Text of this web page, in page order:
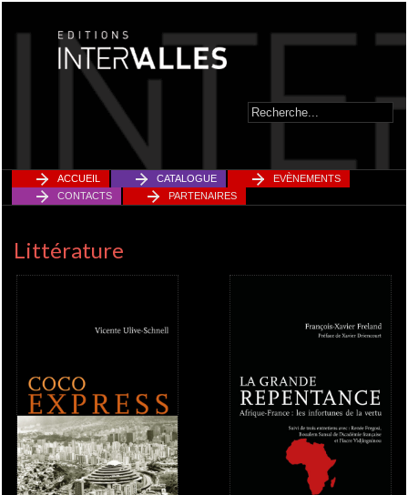
ACCUEIL CATALOGUE
EVÈNEMENTS
CONTACTS
PARTENAIRES
Littérature